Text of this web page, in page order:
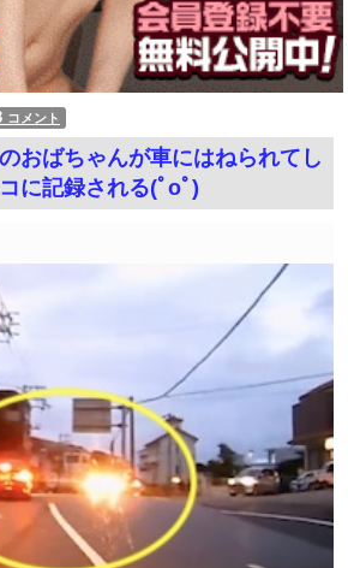
コメント
おばちゃんが車にはねられてし
に記録される(ﾟoﾟ)